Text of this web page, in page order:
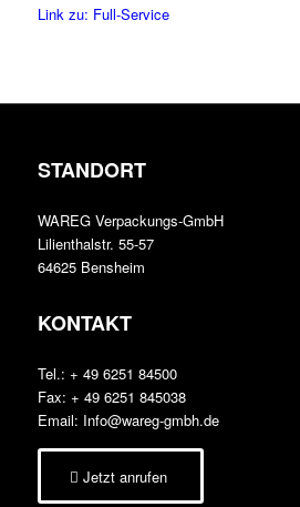
Link zu: Full-Service
STANDORT
WAREG Verpackungs-GmbH
Lilienthalstr. 55-57
64625 Bensheim
KONTAKT
Tel.: + 49 6251 84500
Fax: + 49 6251 845038
Email: Info@wareg-gmbh.de
Jetzt anrufen